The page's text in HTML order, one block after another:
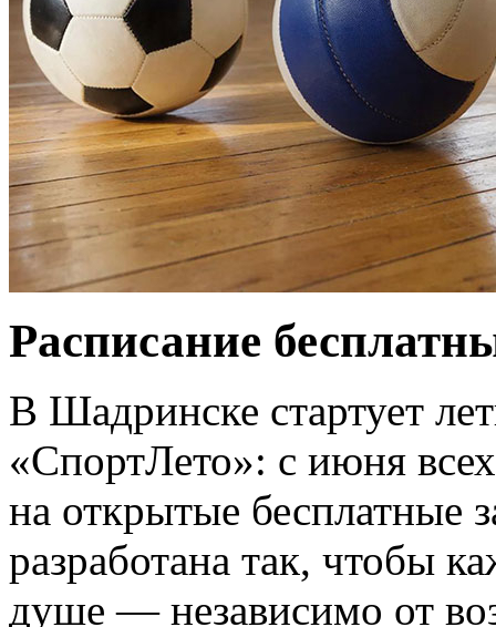
Расписание
В Шадринске стартует
«СпортЛето»: с июня
на открытые бесплатные
разработана так, чтобы
душе — независимо от